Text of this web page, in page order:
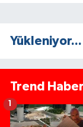
Yükleniyor...
Trend
1